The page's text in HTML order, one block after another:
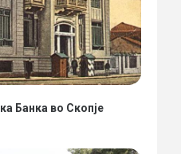
Банка во Скопје